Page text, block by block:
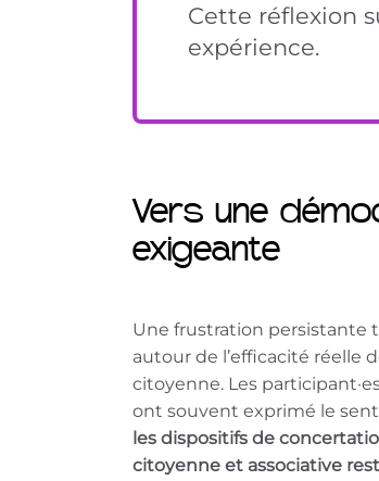
Cette réflexion
expérience.
Vers une
exigeante
Une frustration persistante
autour de l’efficacité réelle
citoyenne. Les
ont souvent exprimé le
les dispositifs de
citoyenne et associative